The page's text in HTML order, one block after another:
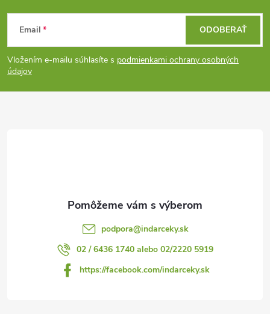
Z
á
p
Email
Vložením e-mailu súhlasíte s podmienkami ochrany osobných
údajov
ODOBERAŤ
podpora@indarceky.sk
02 / 6436 1740 alebo 02/2220 5919
https://facebook.com/indarceky.sk